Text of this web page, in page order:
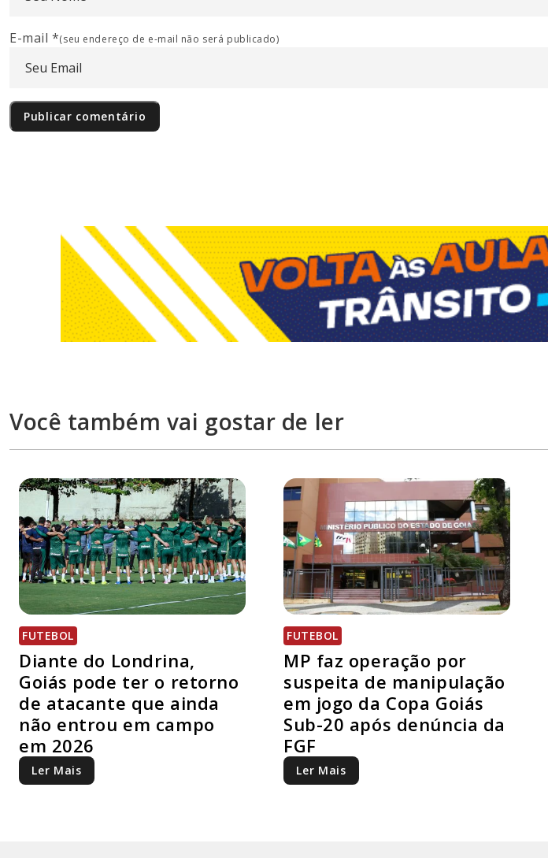
E-mail *(seu endereço de e-mail não será publicado)
Você também vai gostar de ler
FUTEBOL
Diante do Londrina,
Goiás pode ter o retorno
de atacante que ainda
não entrou em campo
em 2026
Ler Mais
FUTEBOL
MP faz operação por
suspeita de manipulação
em jogo da Copa Goiás
Sub-20 após denúncia da
FGF
Ler Mais